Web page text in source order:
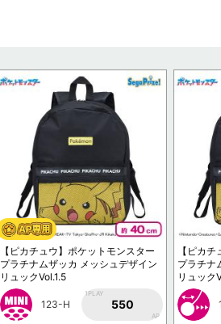
【ピカチュウ】ポケットモンスター
プラチナムザッカ メッシュデザイン
リュックVol.1.5
123-H
1PLAY
550
AP
【ピカ
プラチナ
リュック